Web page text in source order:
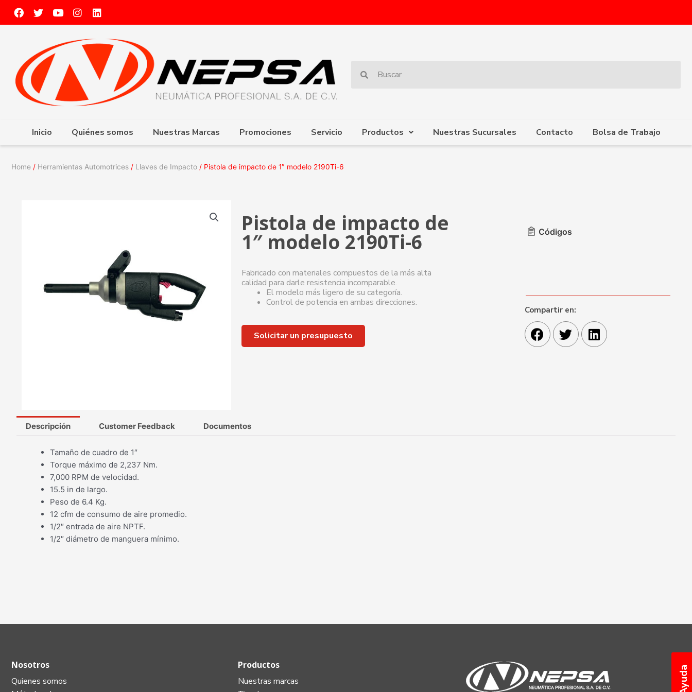
Inicio Quiénes somos Nuestras Marcas Promociones Servicio Productos Nuestras Sucursales Contacto Bolsa de Trabajo
Home / Herramientas Automotrices / Llaves de Impacto / Pistola de impacto de 1″ modelo 2190Ti-6
Ayuda
Pistola de impacto de
1″ modelo 2190Ti-6
Fabricado con materiales compuestos de la más alta
calidad para darle resistencia incomparable.
El modelo más ligero de su categoría.
Control de potencia en ambas direcciones.
Solicitar un presupuesto
Códigos
Compartir en:
Descripción Customer Feedback Documentos
Tamaño de cuadro de 1″
Torque máximo de 2,237 Nm.
7,000 RPM de velocidad.
15.5 in de largo.
Peso de 6.4 Kg.
12 cfm de consumo de aire promedio.
1/2″ entrada de aire NPTF.
1/2″ diámetro de manguera mínimo.
Nosotros
Quienes somos
Productos
Nuestras marcas